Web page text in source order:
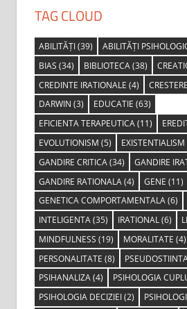
TAG CLOUD
ABILITĂȚI(39) ABILITĂȚI
BIAS (34) BIBLIOTECA(38)
CREDINTE IRATIONALE (4)
DARWIN (3) EDUCATIE (63)
EFICIENTA TERAPEUTICA(11)
EVOLUTIONISM (5) EXISTENTIALISM
GANDIRE CRITICA(34) GANDIRE
GANDIRE RATIONALA(4) GENE (11)
GENETICA COMPORTAMENTALA(6)
INTELIGENTA(35) IRATIONAL(6)
MINDFULNESS (19) MORALITATE (4)
PERSONALITATE (8)
PSIHANALIZA(4) PSIHOLOGIA
PSIHOLOGIA DECIZIEI(2)